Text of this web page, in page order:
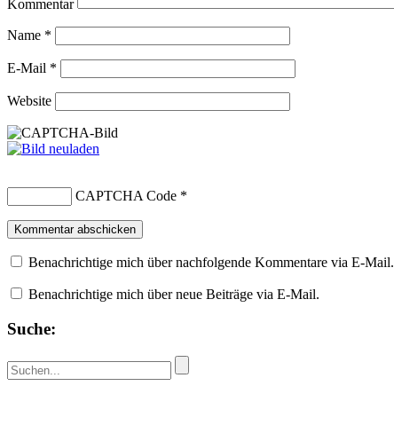
Kommentar
Name *
E-Mail *
Website
CAPTCHA Code *
Benachrichtige mich über nachfolgende Kommentare via E-Mail.
Benachrichtige mich über neue Beiträge via E-Mail.
Suche: